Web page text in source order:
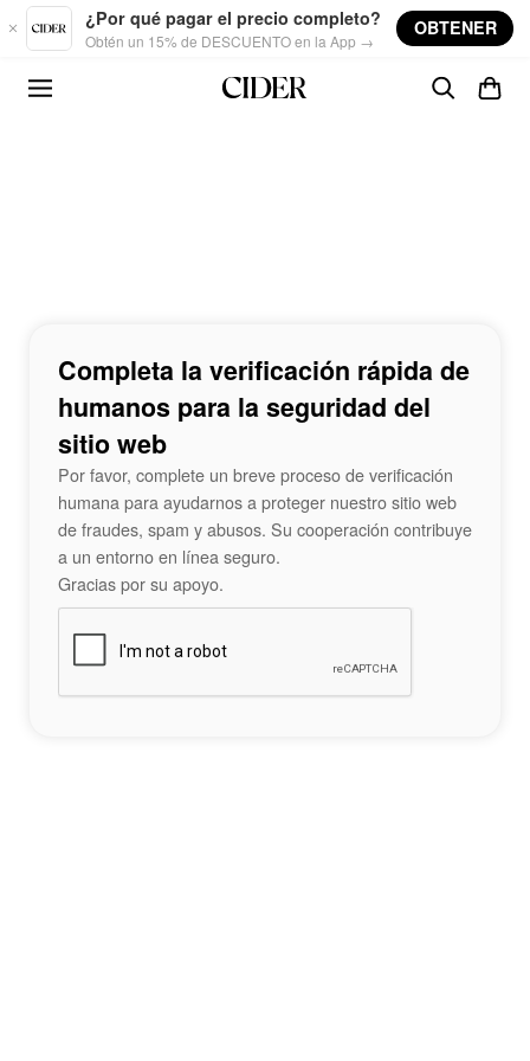
Skip to main content
¿Por qué pagar el precio completo?
Obtén un 15% de DESCUENTO en la App →
OBTENER
Completa la verificación rápida de
humanos para la seguridad del
sitio web
Por favor, complete un breve proceso de verificación
humana para ayudarnos a proteger nuestro sitio web
de fraudes, spam y abusos. Su cooperación contribuye
a un entorno en línea seguro.
Gracias por su apoyo.